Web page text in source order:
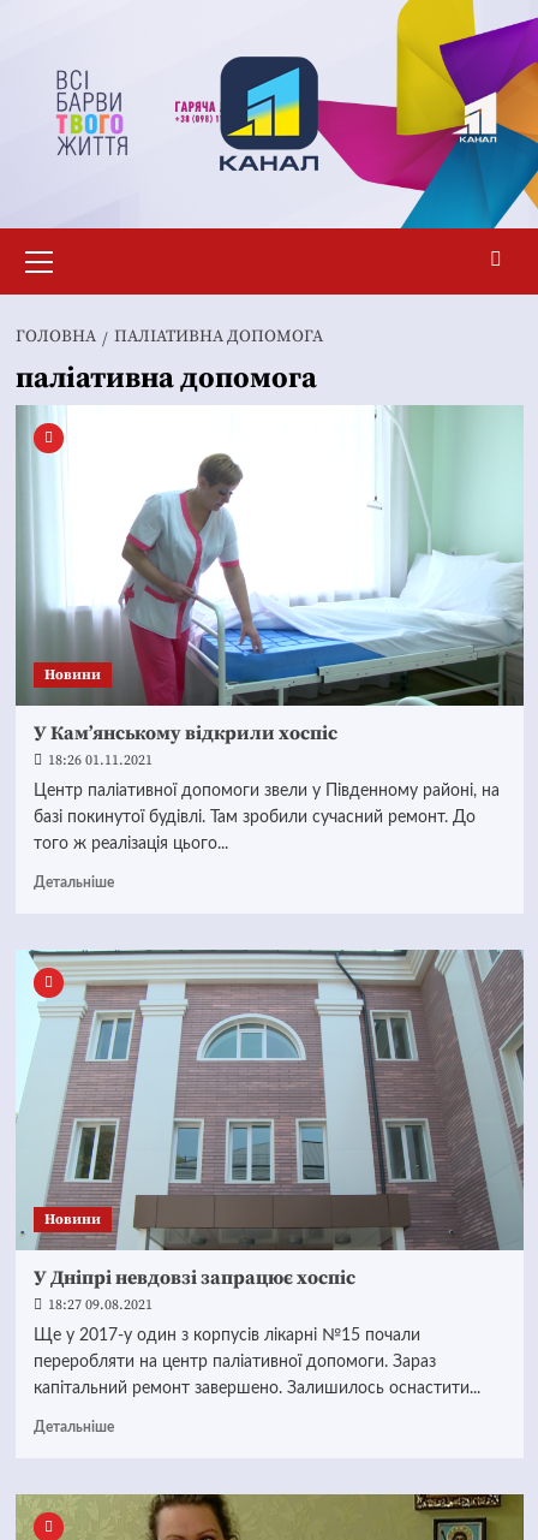
вмісту
меню
ГОЛОВНА ПАЛІАТИВНА ДОПОМОГА
паліативна допомога
Новини
У Кам’янському відкрили хоспіс
18:26 01.11.2021
Центр паліативної допомоги звели у Південному районі, на
базі покинутої будівлі. Там зробили сучасний ремонт. До
того ж реалізація цього...
Детальніше
Новини
У Дніпрі невдовзі запрацює хоспіс
18:27 09.08.2021
Ще у 2017-у один з корпусів лікарні №15 почали
переробляти на центр паліативної допомоги. Зараз
капітальний ремонт завершено. Залишилось оснастити...
Детальніше